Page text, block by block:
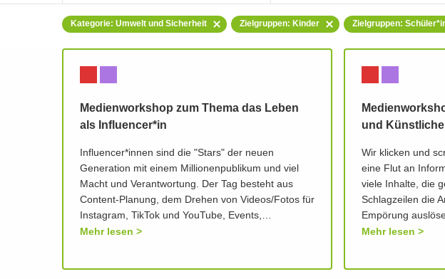
Kategorie: Umwelt und Sicherheit Zielgruppen: Kinder Zielgruppen:
Medienworkshop zum Thema das Leben
als Influencer*in
Influencer*innen sind die "Stars" der neuen
Generation mit einem Millionenpublikum und viel
Macht und Verantwortung. Der Tag besteht aus
Content-Planung, dem Drehen von Videos/Fotos für
Instagram, TikTok und YouTube, Events,…
Mehr lesen
und
Wir klicken und
eine Flut an
viele Inhalte, die
Schlagzeilen die
Empörung
Mehr lesen